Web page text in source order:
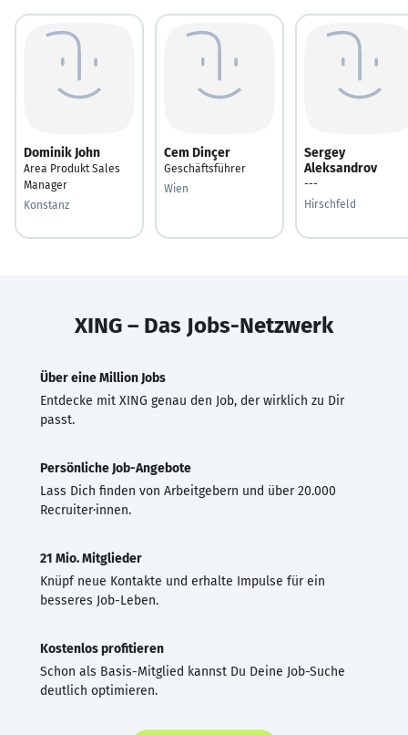
Dominik John
Area Produkt Sales
Manager
Konstanz
Cem Dinçer
Geschäftsführer
Wien
Sergey
Aleksandrov
---
Hirschfeld
XING – Das Jobs-Netzwerk
Über eine Million Jobs
Entdecke mit XING genau den Job, der wirklich zu Dir
passt.
Persönliche Job-Angebote
Lass Dich finden von Arbeitgebern und über 20.000
Recruiter·innen.
21 Mio. Mitglieder
Knüpf neue Kontakte und erhalte Impulse für ein
besseres Job-Leben.
Kostenlos profitieren
Schon als Basis-Mitglied kannst Du Deine Job-Suche
deutlich optimieren.